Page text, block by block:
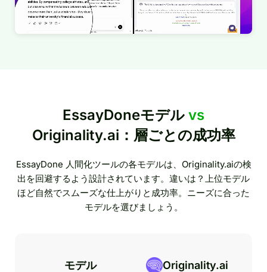
EssayDoneモデル vs
Originality.ai：層ごとの成功率
EssayDone 人間化ツールの各モデルは、Originality.aiの検
出を回避するよう設計されています。違いは？上位モデル
ほど自然でスムーズな仕上がりと成功率。ニーズに合った
モデルを選びましょう。
モデル Originality.ai